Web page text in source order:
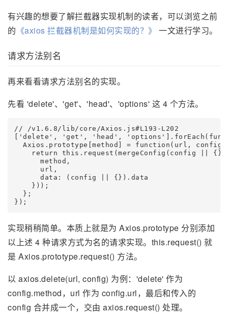
有兴趣的想要了解拦截器实现机制的读者，可以浏览之前
的 《axios 拦截器机制是如何实现的？》 一文进行学习。
请求方法别名
再来看看请求方法别名的实现。
先看 'delete'、'get'、'head'、'options' 这 4 个方法。
// /v1.6.8/lib/core/Axios.js#L193-L202
['delete', 'get', 'head',
Axios.prototype[method] = function(url, config)
return this.request(mergeConfig(config || {},
      method,
      url,
      data: (config || {}).data
    }));
  };
实现稍稍简单。本质上就是为 Axios.prototype 分别添加
以上述 4 种请求方式为名的请求实现。this.request() 就
是 Axios.prototype.request() 方法。
以 axios.delete(url, config) 为例：'delete' 作为
config.method，url 作为 config.url，最后和传入的
config 合并成一个，交由 axios.request() 处理。